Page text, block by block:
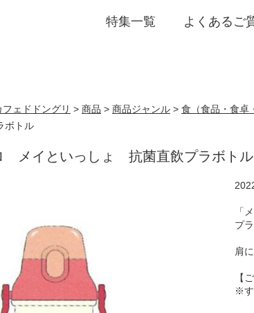
特集一覧 よくあるご
ェドドングリ > 商品 > 商品ジャンル > 食（食品・食卓
ボトル
メイといっしょ 抗菌直飲プラボトル
「
プ
肩
【
※す